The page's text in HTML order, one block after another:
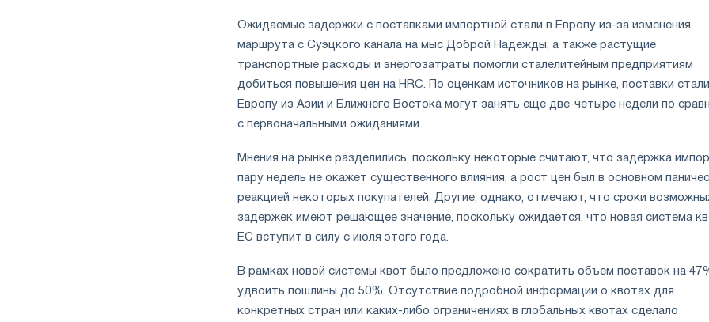
Ожидаемые задержки с поставками импортной стали в Европу из-за изменения
маршрута с Суэцкого канала на мыс Доброй Надежды, а также растущие
транспортные расходы и энергозатраты помогли сталелитейным предприятиям
добиться повышения цен на HRC. По оценкам источников на рынке, поставки
Европу из Азии и Ближнего Востока могут занять еще две-четыре недели по
с первоначальными ожиданиями.
Мнения на рынке разделились, поскольку некоторые считают, что задержка
пару недель не окажет существенного влияния, а рост цен был в основном
реакцией некоторых покупателей. Другие, однако, отмечают, что сроки
задержек имеют решающее значение, поскольку ожидается, что новая система
ЕС вступит в силу с июля этого года.
В рамках новой системы квот было предложено сократить объем поставок на
удвоить пошлины до 50%. Отсутствие подробной информации о квотах для
конкретных стран или каких-либо ограничениях в глобальных квотах сделало